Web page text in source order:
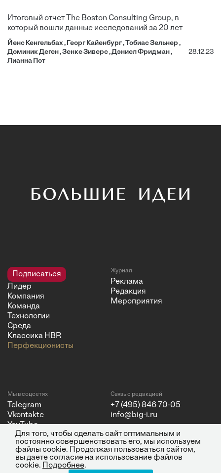
Итоговый отчет The Boston Consulting Group, в
который вошли данные исследований за 20 лет
Йенс Кенгельбах , Георг Кайенбург , Тобиас Зельнер ,
Доминик Деген , Зенке Зиверс , Дэниел Фридман ,
Лианна Пот
28.12.23
Подписаться
Лидер
Компания
Команда
Технологии
Среда
Классика HBR
Перфекционисты
Журнал
Реклама
Редакция
Мероприятия
Мы в соцсетях
Telegram
Vkontakte
YouTube
Связь с редакцией
+7 (495) 846 70-05
info@big-i.ru
Для того, чтобы сделать сайт оптимальным и
постоянно совершенствовать его, мы используем
файлы cookie. Продолжая пользоваться сайтом,
вы даете согласие на использование файлов
cookie.
Подробнее.